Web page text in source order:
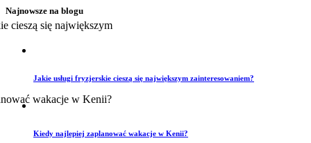
Najnowsze na blogu
Jakie usługi fryzjerskie cieszą się największym zainteresowaniem?
Kiedy najlepiej zaplanować wakacje w Kenii?